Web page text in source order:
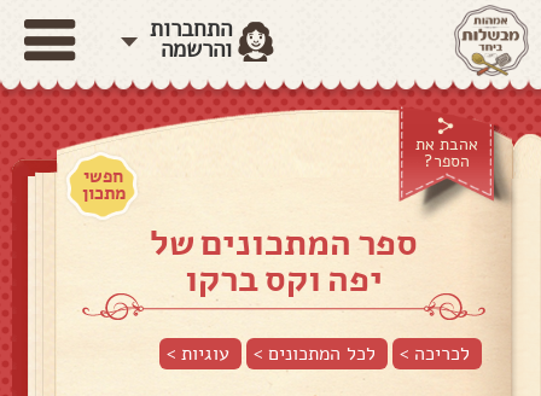
התחברות
והרשמה
אהבת את
הספר?
חפשי
מתכון
ספר המתכונים של
יפה וקס ברקו
לכריכה > לכל המתכונים > עוגיות>